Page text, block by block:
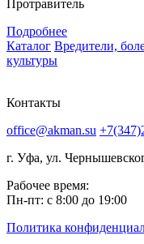
Протравитель
Подробнее
Каталог Вредители,
культуры
Контакты
office@akman.su
г. Уфа, ул.
Рабочее время:
Пн-пт: с 8:00 до 19:00
Политика